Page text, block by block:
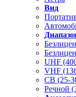
Вид
UHF
VHF
CB (25-
Речной